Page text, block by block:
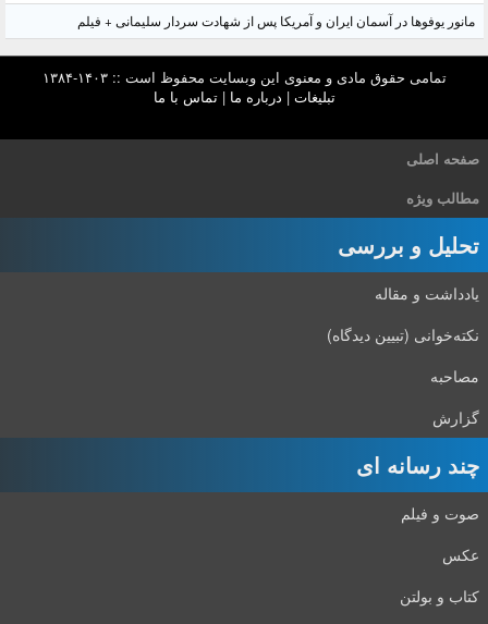
مانور یوفوها در آسمان ایران و آمریکا پس از شهادت سردار سلیمانی + فیلم
تمامی حقوق مادی و معنوی این وبسایت محفوظ است :: ۱۴۰۳-۱۳۸۴
تبلیغات | درباره ما |تماس با ما
صفحه اصلی
مطالب ویژه
تحلیل و بررسی
یادداشت و مقاله
نکته‌خوانی (تبیین دیدگاه)
مصاحبه
گزارش
چند رسانه ای
صوت و فیلم
عکس
کتاب و بولتن